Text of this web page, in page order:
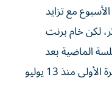
مع تزايد
لكن خام برنت
في ​الجلسة الماضية بعد
انخفاضه إلى ما دون هذا المستوى للمرة الأولى ‌منذ 13 يوليو